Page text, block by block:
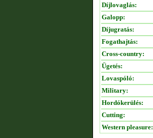
Díjlovaglás:
Galopp:
Díjugratás:
Fogathajtás:
Cross-country:
Ügetés:
Lovaspóló:
Military:
Hordókerülés:
Cutting:
Western pleasure: